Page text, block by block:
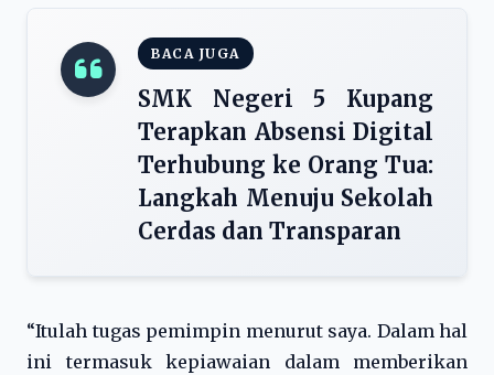
BACA JUGA
SMK Negeri 5 Kupang
Terapkan Absensi Digital
Terhubung ke Orang Tua:
Langkah Menuju Sekolah
Cerdas dan Transparan
“Itulah tugas pemimpin menurut saya. Dalam hal
ini termasuk kepiawaian dalam memberikan